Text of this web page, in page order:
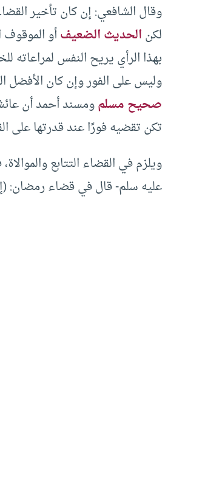
وقال الشافعي: إن كان تأخير
لكنالحديث الضعيفأو الموقوف
بهذا الرأي يريح النفس
وليس على الفور وإن كان الأفضل
صحيح مسلمومسند أحمد أن
تكن تقضيه فورًا عند قدرتها على
ويلزم في القضاء التتابع
عليه سلم- قال في قضاء رمضان: